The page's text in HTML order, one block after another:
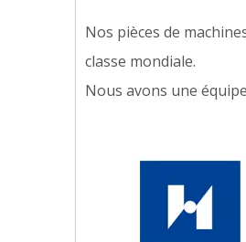
Nos pièces de
classe mondiale.
Nous avons une